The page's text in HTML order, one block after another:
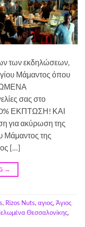
των εκδηλώσεων,
Μάμαντος όπου
σας στο
ΕΚΠΤΩΣΗ! ΚΑΙ
για ακύρωση της
Μάμαντος της
[…]
→
, Rizos Nuts,αγιος,Άγιος
Θεσσαλονίκης,